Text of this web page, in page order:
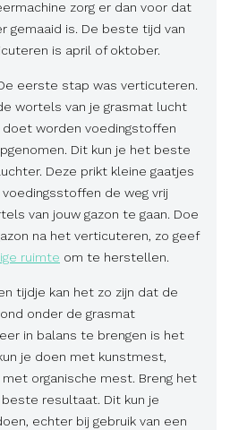
zorg er dan voor dat
gemaaid is. De beste tijd van
is april of oktober.
eerste stap was verticuteren.
wortels van je grasmat lucht
worden voedingstoffen
Dit kun je het beste
Deze prikt kleine gaatjes
de weg vrij
van jouw gazon te gaan. Doe
na het verticuteren, zo geef
ruimte om te herstellen.
tijdje kan het zo zijn dat de
onder de grasmat
in balans te brengen is het
je doen met kunstmest,
organische mest. Breng het
resultaat. Dit kun je
echter bij gebruik van een